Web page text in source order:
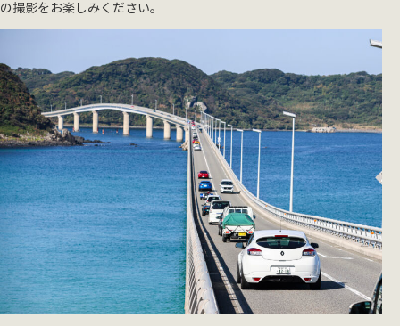
の撮影をお楽しみください。